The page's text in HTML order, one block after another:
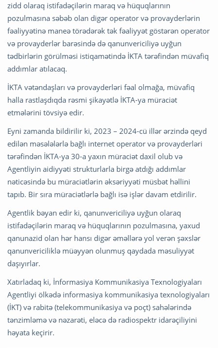
zidd olaraq istifadəçilərin maraq və hüquqlarının
pozulmasına səbəb olan digər operator və provayderlərin
fəaliyyətinə maneə törədərək tək fəaliyyət göstərən operator
və provayderlər barəsində də qanunvericiliyə uyğun
tədbirlərin görülməsi istiqamətində İKTA tərəfindən müvafiq
addımlar atılacaq.
İKTA vətəndaşları və provayderləri fəal olmağa, müvafiq
halla rastlaşdıqda rəsmi şikayətlə İKTA-ya müraciət
etmələrini tövsiyə edir.
Eyni zamanda bildirilir ki, 2023 – 2024-cü illər ərzində qeyd
edilən məsələlərlə bağlı internet operator və provayderləri
tərəfindən İKTA-ya 30-a yaxın müraciət daxil olub və
Agentliyin aidiyyəti strukturlarla birgə atdığı addımlar
nəticəsində bu müraciətlərin əksəriyyəti müsbət həllini
tapıb. Bir sıra müraciətlərlə bağlı isə işlər davam etdirilir.
Agentlik bəyan edir ki, qanunvericiliyə uyğun olaraq
istifadəçilərin maraq və hüquqlarının pozulmasına, yaxud
qanunazid olan hər hansı digər əməllərə yol verən şəxslər
qanunvericiliklə müəyyən olunmuş qaydada məsuliyyət
daşıyırlar.
Xatırladaq ki, İnformasiya Kommunikasiya Texnologiyaları
Agentliyi ölkədə informasiya kommunikasiya texnologiyaları
(İKT) və rabitə (telekommunikasiya və poçt) sahələrində
tənzimləmə və nəzarəti, eləcə də radiospektr idarəçiliyini
həyata keçirir.